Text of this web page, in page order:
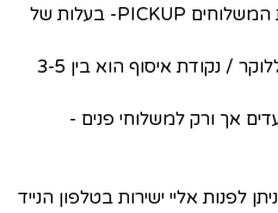
לבחירת הלקוח באמצעות חברת המשלוחים PICKUP- בעלות של
זמן אספקת המוצרים במשלוח ללוקר / נקודת איסוף הוא בין 3-5
אך ורק למשלוחי פנים -
לפנות אליי ישירות בטלפון הנייד